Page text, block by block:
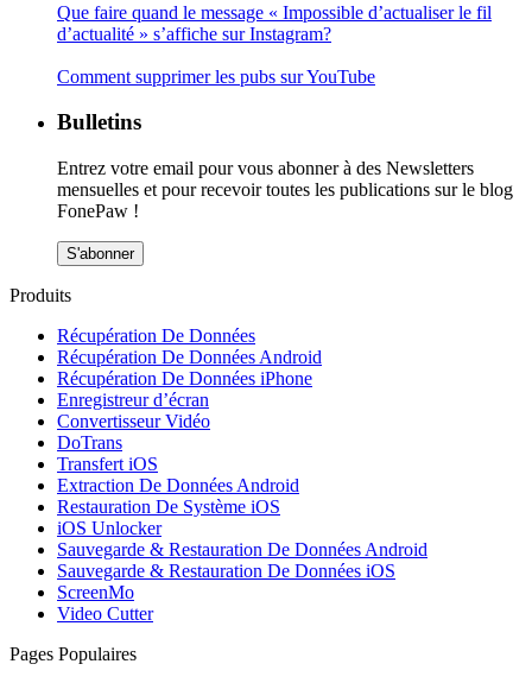
Que faire quand le message « Impossible d’actualiser le fil
d’actualité » s’affiche sur Instagram?
Comment supprimer les pubs sur YouTube
Bulletins
Entrez votre email pour vous abonner à des Newsletters
mensuelles et pour recevoir toutes les publications sur le blog
FonePaw !
S'abonner
Produits
Récupération De Données
Récupération De Données Android
Récupération De Données iPhone
Enregistreur d’écran
Convertisseur Vidéo
DoTrans
Transfert iOS
Extraction De Données Android
Restauration De Système iOS
iOS Unlocker
Sauvegarde & Restauration De Données Android
Sauvegarde & Restauration De Données iOS
ScreenMo
Video Cutter
Pages Populaires